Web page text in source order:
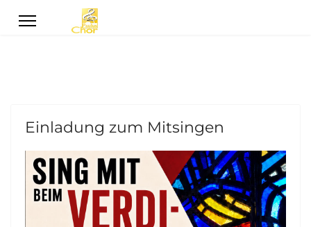
Einladung zum Mitsingen